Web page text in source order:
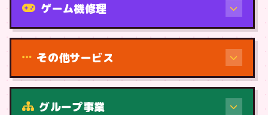
ゲーム機修理
その他サービス
グループ事業